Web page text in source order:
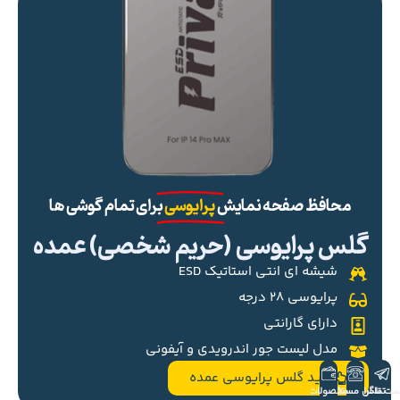
محافظ صفحه نمایشپرایوسیبرای تمام گوشی ها
گلس پرایوسی (حریم شخصی) عمده
شیشه ای انتی استاتیک ESD
پرایوسی ۲۸ درجه
دارای گارانتی
مدل لیست جور اندرویدی و آیفونی
خرید گلس پرایوسی عمده
تلگرام
تماس مستقیم
محصولات